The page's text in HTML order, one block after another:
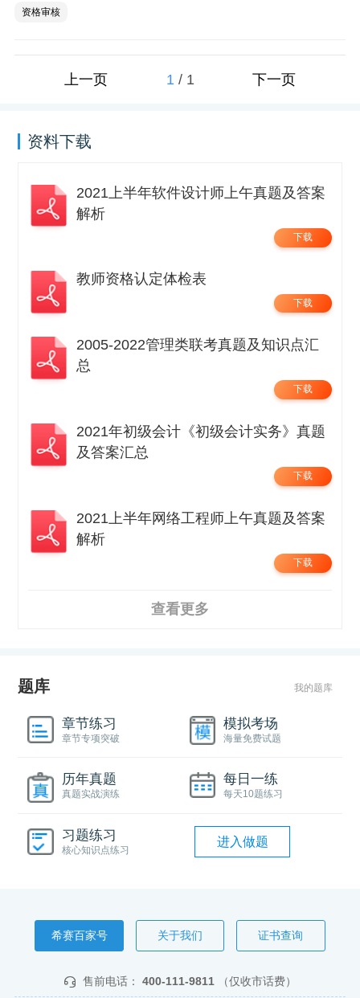
资格审核
上一页 1 / 1 下一页
资料下载
2021上半年软件设计师上午真题及答案
解析
下载
教师资格认定体检表
下载
2005-2022管理类联考真题及知识点汇
总
下载
2021年初级会计《初级会计实务》真题
及答案汇总
下载
2021上半年网络工程师上午真题及答案
解析
下载
查看更多
题库 我的题库
章节练习
章节专项突破
模拟考场
海量免费试题
历年真题
真题实战演练
每日一练
每天10题练习
习题练习
核心知识点练习
进入做题
希赛百家号 关于我们 证书查询
售前电话： 400-111-9811 （仅收市话费）